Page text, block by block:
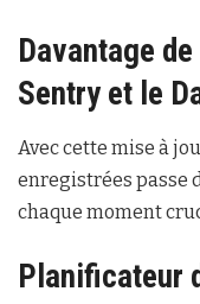
Davantage
Sentry et le
Avec cette mise à
enregistrées passe
chaque moment
Planificateur